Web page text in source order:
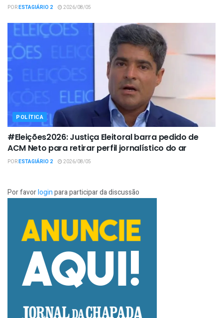
PORESTAGIÁRIO 2 2026/08/05
POLÍTICA
#Eleições2026: Justiça Eleitoral barra pedido de
ACM Neto para retirar perfil jornalístico do ar
PORESTAGIÁRIO 2 2026/08/05
Por favorloginpara participar da discussão